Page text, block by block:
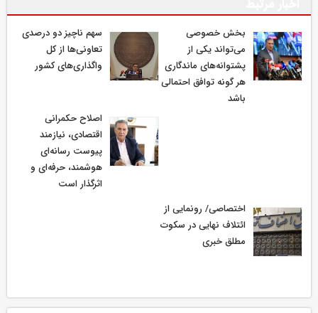
بخش خصوصی
می‌تواند یکی از
پشتوانه‌های ماندگاری
هر گونه توافق احتمالی
باشد
سهم ناچیز دو درصدی
تعاونی‌ها از کل
واگذاری‌های کشور
اصلاح حکمرانی
اقتصادی، نیازمند
پیوست رسانه‌ای
هوشمند، حرفه‌ای و
اثرگذار است
اختصاصی/ رونمایی از
ائتلاف‌ نهایی در سکوت
مطلق خبری